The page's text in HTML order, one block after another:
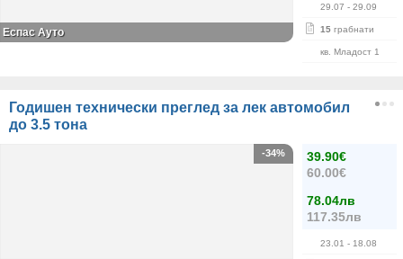
29.07 - 29.09
15 грабнати
кв. Младост 1
Еспас Ауто
Годишен технически преглед за лек автомобил
до 3.5 тона
39.90€
60.00€
78.04лв
117.35лв
23.01 - 18.08
-34%